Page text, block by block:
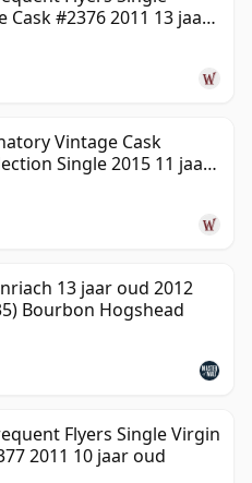
Cask #2376 2011 13 jaar
Vintage Cask
Single 2015 11 jaar
13 jaar oud 2012
Bourbon Hogshead
Flyers Single Virgin
2011 10 jaar oud